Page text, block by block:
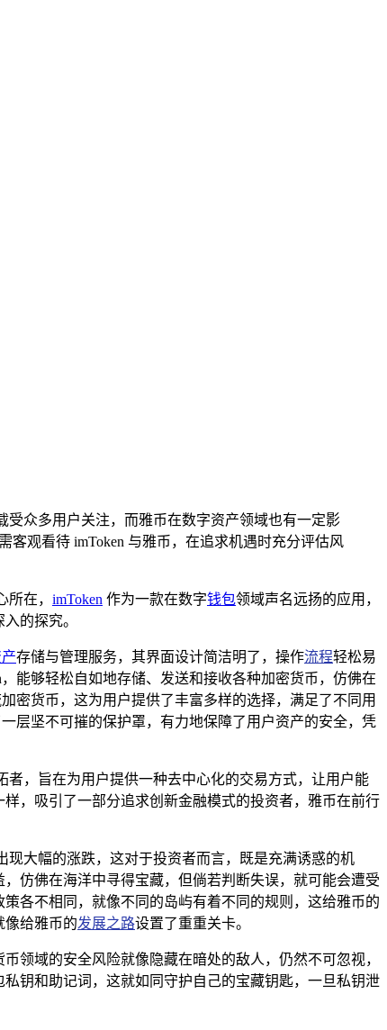
受众多用户关注，而雅币在数字资产领域也有一定影
观看待 imToken 与雅币，在追求机遇时充分评估风
在， imToken 作为一款在数字钱包领域声名远扬的应用，
的探究。
存储与管理服务，其界面设计简洁明了，操作流程轻松易
能够轻松自如地存储、发送和接收各种加密货币，仿佛在
密货币，这为用户提供了丰富多样的选择，满足了不同用
层坚不可摧的保护罩，有力地保障了用户资产的安全，凭
，旨在为用户提供一种去中心化的交易方式，让用户能
，吸引了一部分追求创新金融模式的投资者，雅币在前行
大幅的涨跌，这对于投资者而言，既是充满诱惑的机
仿佛在海洋中寻得宝藏，但倘若判断失误，就可能会遭受
各不相同，就像不同的岛屿有着不同的规则，这给雅币的
像给雅币的发展之路设置了重重关卡。
领域的安全风险就像隐藏在暗处的敌人，仍然不可忽视，
钥和助记词，这就如同守护自己的宝藏钥匙，一旦私钥泄